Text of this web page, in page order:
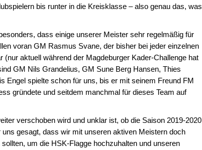
bis runter in die Kreisklasse – also genau das, was
dass einige unserer Meister sehr regelmäßig für
voran GM Rasmus Svane, der bisher bei jeder einzelnen
aktuell während der Magdeburger Kader-Challenge hat
GM Nils Grandelius, GM Sune Berg Hansen, Thies
Engel spielte schon für uns, bis er mit seinem Freund FM
gründete und seitdem manchmal für dieses Team auf
verschoben wird und unklar ist, ob die Saison 2019-2020
gesagt, dass wir mit unseren aktiven Meistern doch
um die HSK-Flagge hochzuhalten und unseren